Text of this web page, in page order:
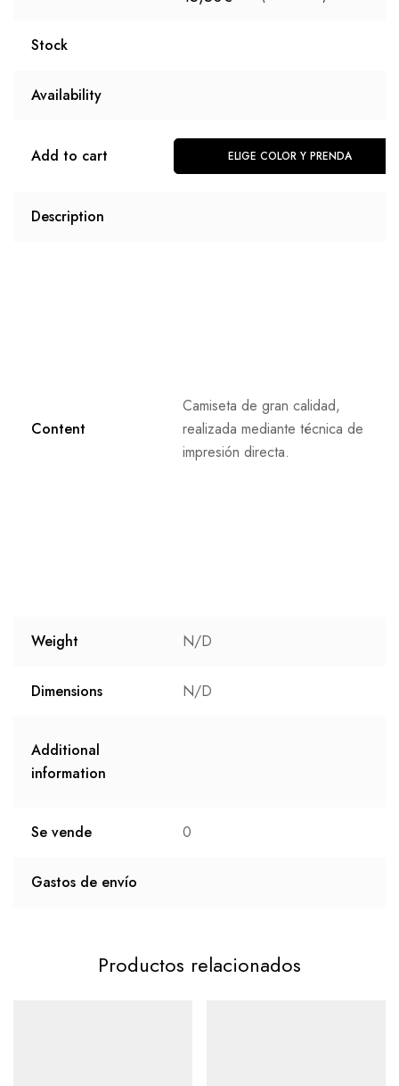
Stock
Availability
Add to cart ELIGE COLOR Y PRENDA
Description
Content
Camiseta de gran calidad,
realizada mediante técnica de
impresión directa.
Weight N/D
Dimensions N/D
Additional
information
Se vende 0
Gastos de envío
Productos relacionados